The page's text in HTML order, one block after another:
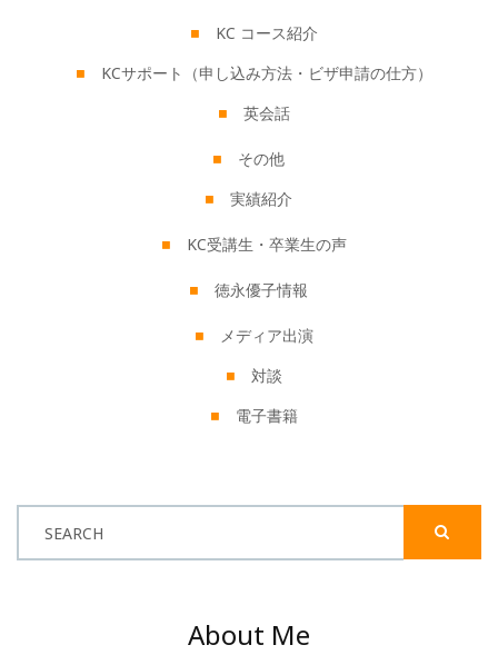
KC コース紹介
KCサポート（申し込み方法・ビザ申請の仕方）
英会話
その他
実績紹介
KC受講生・卒業生の声
徳永優子情報
メディア出演
対談
電子書籍
SEARCH
About Me